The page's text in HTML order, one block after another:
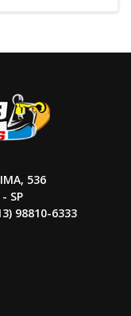
536
SP
98810-6333